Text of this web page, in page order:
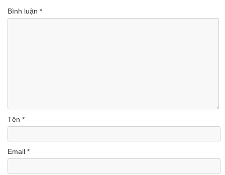
Bình luận *
Tên *
Email *